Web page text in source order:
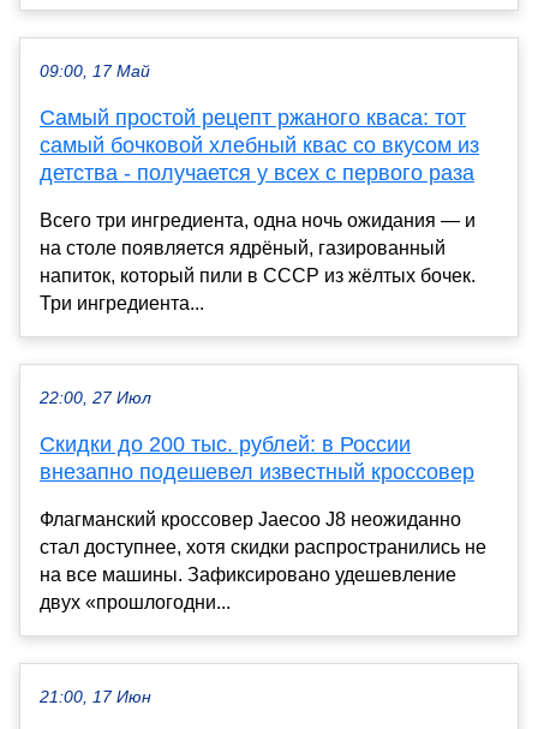
09:00, 17 Май
Самый простой рецепт ржаного кваса: тот
самый бочковой хлебный квас со вкусом из
детства - получается у всех с первого раза
Всего три ингредиента, одна ночь ожидания — и
на столе появляется ядрёный, газированный
напиток, который пили в СССР из жёлтых бочек.
Три ингредиента...
22:00, 27 Июл
Скидки до 200 тыс. рублей: в России
внезапно подешевел известный кроссовер
Флагманский кроссовер Jaecoo J8 неожиданно
стал доступнее, хотя скидки распространились не
на все машины. Зафиксировано удешевление
двух «прошлогодни...
21:00, 17 Июн